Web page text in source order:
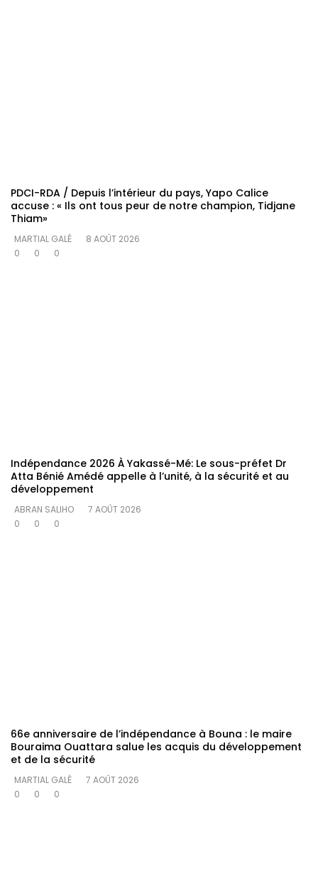
PDCI-RDA / Depuis l’intérieur du pays, Yapo Calice
accuse : « Ils ont tous peur de notre champion, Tidjane
Thiam»
MARTIAL GALÉ
8 AOÛT 2026
0
0 0
Indépendance 2026 À Yakassé-Mé: Le sous-préfet Dr
Atta Bénié Amédé appelle à l’unité, à la sécurité et au
développement
ABRAN SALIHO
7 AOÛT 2026
0
0 0
66e anniversaire de l’indépendance à Bouna : le maire
Bouraima Ouattara salue les acquis du développement
et de la sécurité
MARTIAL GALÉ
7 AOÛT 2026
0
0 0